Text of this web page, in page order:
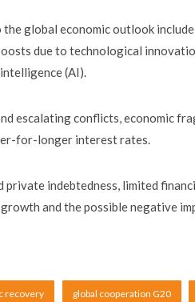
global economic outlook
due to technological
(AI).
escalating conflicts, economic
for-longer interest rates.
private indebtedness, limited
and the possible negative
recovery global cooperation G20